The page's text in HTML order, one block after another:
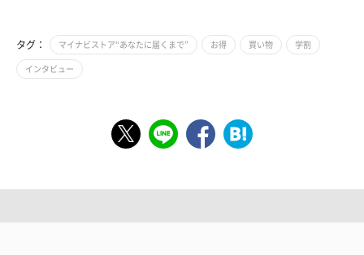
タグ： マイナビストア“あなたに届くまで” お得 買い物 学割
インタビュー